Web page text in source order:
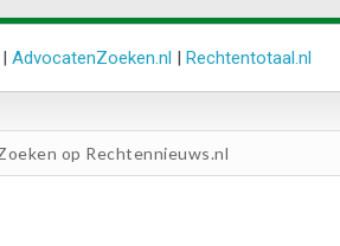
| AdvocatenZoeken.nl | Rechtentotaal.nl